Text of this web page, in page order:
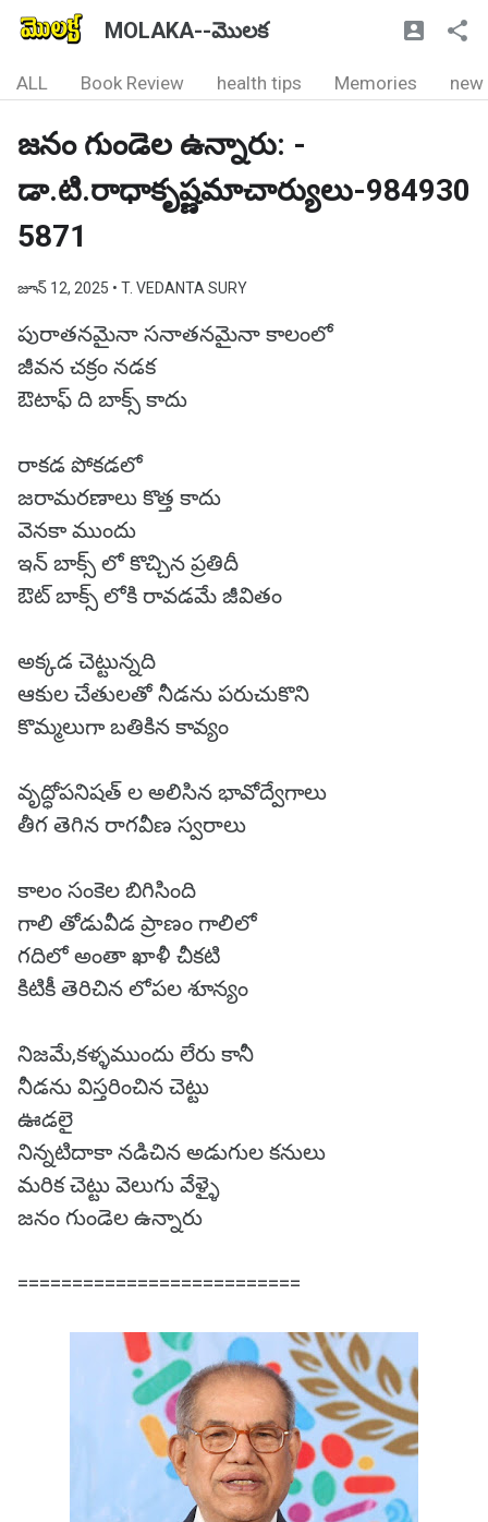
MOLAKA--మొలక
ALL Book Review health tips Memories new
జనం గుండెల ఉన్నారు: -
డా.టి.రాధాకృష్ణమాచార్యులు-984930
5871
జూన్ 12, 2025 • T. VEDANTA SURY
పురాతనమైనా సనాతనమైనా కాలంలో
జీవన చక్రం నడక
ఔటాఫ్ ది బాక్స్ కాదు
రాకడ పోకడలో
జరామరణాలు కొత్త కాదు
వెనకా ముందు
ఇన్ బాక్స్ లో కొచ్చిన ప్రతిదీ
ఔట్ బాక్స్ లోకి రావడమే జీవితం
అక్కడ చెట్టున్నది
ఆకుల చేతులతో నీడను పరుచుకొని
కొమ్మలుగా బతికిన కావ్యం
వృద్ధోపనిషత్ ల అలిసిన భావోద్వేగాలు
తీగ తెగిన రాగవీణ స్వరాలు
కాలం సంకెల బిగిసింది
గాలి తోడువీడ ప్రాణం గాలిలో
గదిలో అంతా ఖాళీ చీకటి
కిటికీ తెరిచిన లోపల శూన్యం
నిజమే,కళ్ళముందు లేరు కానీ
నీడను విస్తరించిన చెట్టు
ఊడలై
నిన్నటిదాకా నడిచిన అడుగుల కనులు
మరిక చెట్టు వెలుగు వేళ్ళై
జనం గుండెల ఉన్నారు
==========================